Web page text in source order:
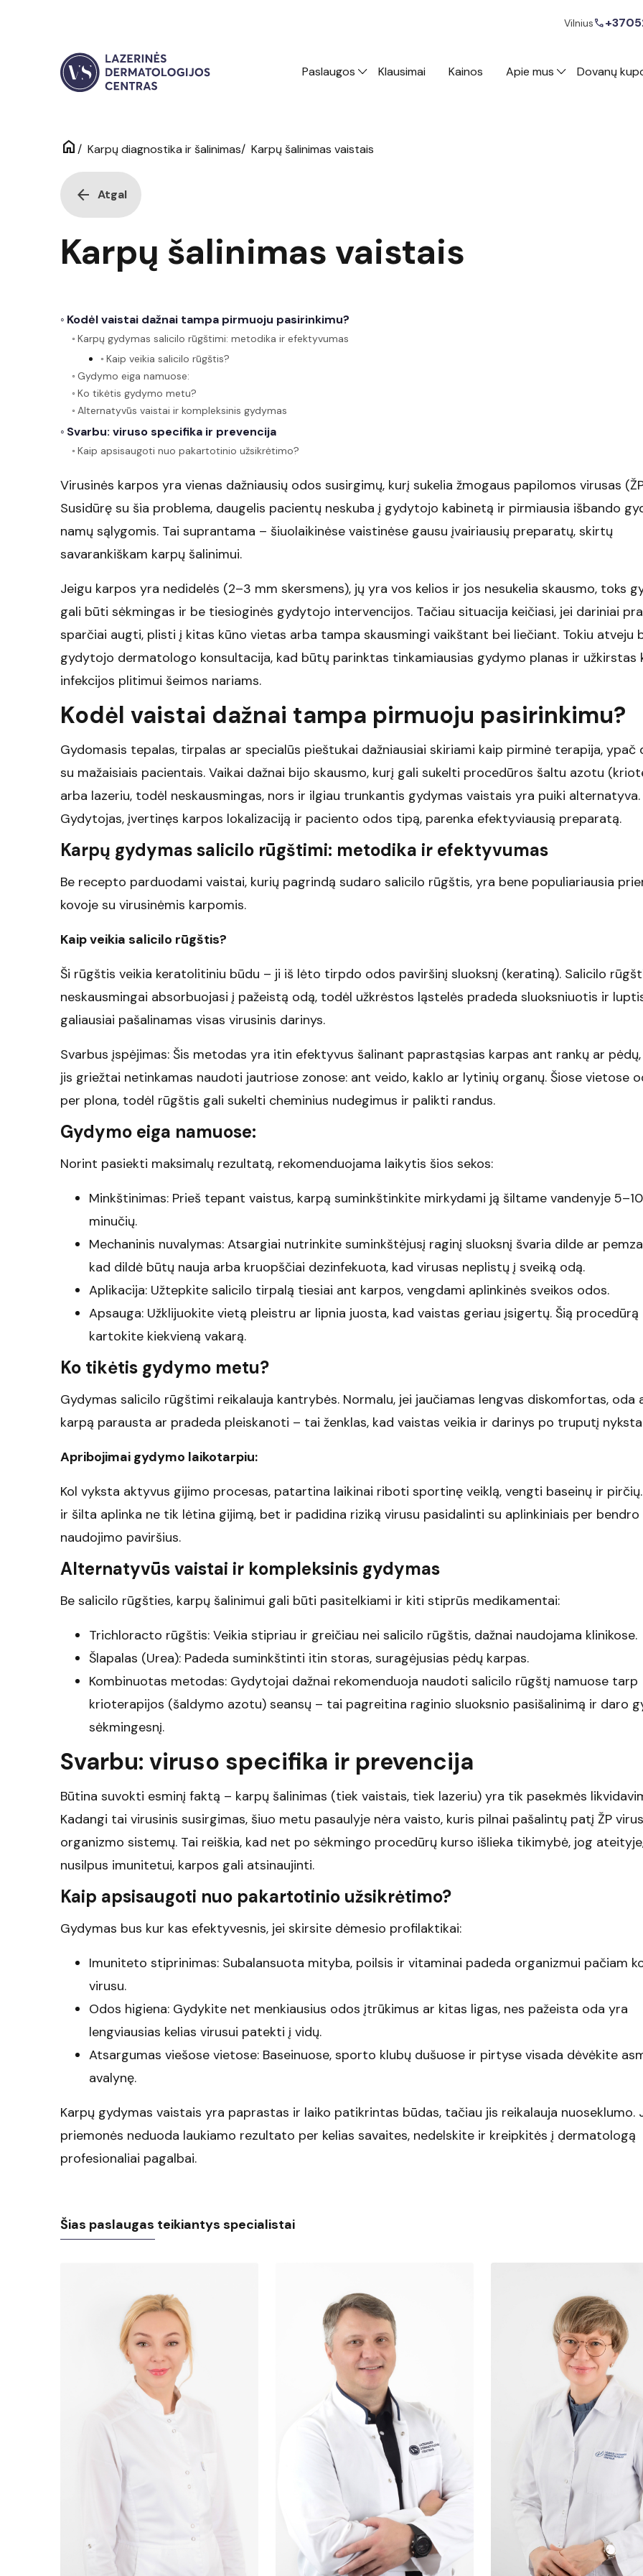
Vilniuscall
Paslaugos Klausimai Kainos Apie mus Dovanų
home/ Karpų diagnostika ir šalinimas/ Karpų šalinimas vaistais
arrow_back Atgal
Karpų šalinimas vaistais
Kodėl vaistai dažnai tampa pirmuoju pasirinkimu?
Karpų gydymas salicilo rūgštimi: metodika ir efektyvumas
Kaip veikia salicilo rūgštis?
Gydymo eiga namuose:
Ko tikėtis gydymo metu?
Alternatyvūs vaistai ir kompleksinis gydymas
Svarbu: viruso specifika ir prevencija
Kaip apsisaugoti nuo pakartotinio užsikrėtimo?
Virusinės karpos yra vienas dažniausių odos susirgimų, kurį sukelia žmogaus papilomos virusas
Susidūrę su šia problema, daugelis pacientų neskuba į gydytojo kabinetą ir pirmiausia išbando
namų sąlygomis. Tai suprantama – šiuolaikinėse vaistinėse gausu įvairiausių preparatų, skirtų
savarankiškam karpų šalinimui.
Jeigu karpos yra nedidelės (2–3 mm skersmens), jų yra vos kelios ir jos nesukelia skausmo, toks
gali būti sėkmingas ir be tiesioginės gydytojo intervencijos. Tačiau situacija keičiasi, jei dariniai
sparčiai augti, plisti į kitas kūno vietas arba tampa skausmingi vaikštant bei liečiant. Tokiu atveju
gydytojo dermatologo konsultacija, kad būtų parinktas tinkamiausias gydymo planas ir užkirstas
infekcijos plitimui šeimos nariams.
Kodėl vaistai dažnai tampa pirmuoju pasirinkimu?
Gydomasis tepalas, tirpalas ar specialūs pieštukai dažniausiai skiriami kaip pirminė terapija, ypač
su mažaisiais pacientais. Vaikai dažnai bijo skausmo, kurį gali sukelti procedūros šaltu azotu
arba lazeriu, todėl neskausmingas, nors ir ilgiau trunkantis gydymas vaistais yra puiki alternatyva.
Gydytojas, įvertinęs karpos lokalizaciją ir paciento odos tipą, parenka efektyviausią preparatą.
Karpų gydymas salicilo rūgštimi: metodika ir efektyvumas
Be recepto parduodami vaistai, kurių pagrindą sudaro salicilo rūgštis, yra bene populiariausia
kovoje su virusinėmis karpomis.
Kaip veikia salicilo rūgštis?
Ši rūgštis veikia keratolitiniu būdu – ji iš lėto tirpdo odos paviršinį sluoksnį (keratiną). Salicilo
neskausmingai absorbuojasi į pažeistą odą, todėl užkrėstos ląstelės pradeda sluoksniuotis ir
galiausiai pašalinamas visas virusinis darinys.
Svarbus įspėjimas: Šis metodas yra itin efektyvus šalinant paprastąsias karpas ant rankų ar
jis griežtai netinkamas naudoti jautriose zonose: ant veido, kaklo ar lytinių organų. Šiose vietose
per plona, todėl rūgštis gali sukelti cheminius nudegimus ir palikti randus.
Gydymo eiga namuose:
Norint pasiekti maksimalų rezultatą, rekomenduojama laikytis šios sekos:
Minkštinimas: Prieš tepant vaistus, karpą suminkštinkite mirkydami ją šiltame vandenyje 5–10
minučių.
Mechaninis nuvalymas: Atsargiai nutrinkite suminkštėjusį raginį sluoksnį švaria dilde ar
kad dildė būtų nauja arba kruopščiai dezinfekuota, kad virusas neplistų į sveiką odą.
Aplikacija: Užtepkite salicilo tirpalą tiesiai ant karpos, vengdami aplinkinės sveikos odos.
Apsauga: Užklijuokite vietą pleistru ar lipnia juosta, kad vaistas geriau įsigertų. Šią procedūrą
kartokite kiekvieną vakarą.
Ko tikėtis gydymo metu?
Gydymas salicilo rūgštimi reikalauja kantrybės. Normalu, jei jaučiamas lengvas diskomfortas, oda
karpą parausta ar pradeda pleiskanoti – tai ženklas, kad vaistas veikia ir darinys po truputį
Apribojimai gydymo laikotarpiu:
Kol vyksta aktyvus gijimo procesas, patartina laikinai riboti sportinę veiklą, vengti baseinų ir
ir šilta aplinka ne tik lėtina gijimą, bet ir padidina riziką virusu pasidalinti su aplinkiniais per bendro
naudojimo paviršius.
Alternatyvūs vaistai ir kompleksinis gydymas
Be salicilo rūgšties, karpų šalinimui gali būti pasitelkiami ir kiti stiprūs medikamentai:
Trichloracto rūgštis: Veikia stipriau ir greičiau nei salicilo rūgštis, dažnai naudojama klinikose.
Šlapalas (Urea): Padeda suminkštinti itin storas, suragėjusias pėdų karpas.
Kombinuotas metodas: Gydytojai dažnai rekomenduoja naudoti salicilo rūgštį namuose tarp
krioterapijos (šaldymo azotu) seansų – tai pagreitina raginio sluoksnio pasišalinimą ir daro
sėkmingesnį.
Svarbu: viruso specifika ir prevencija
Būtina suvokti esminį faktą – karpų šalinimas (tiek vaistais, tiek lazeriu) yra tik pasekmės
Kadangi tai virusinis susirgimas, šiuo metu pasaulyje nėra vaisto, kuris pilnai pašalintų patį ŽP
organizmo sistemų. Tai reiškia, kad net po sėkmingo procedūrų kurso išlieka tikimybė, jog
nusilpus imunitetui, karpos gali atsinaujinti.
Kaip apsisaugoti nuo pakartotinio užsikrėtimo?
Gydymas bus kur kas efektyvesnis, jei skirsite dėmesio profilaktikai:
Imuniteto stiprinimas: Subalansuota mityba, poilsis ir vitaminai padeda organizmui pačiam
virusu.
Odos higiena: Gydykite net menkiausius odos įtrūkimus ar kitas ligas, nes pažeista oda yra
lengviausias kelias virusui patekti į vidų.
Atsargumas viešose vietose: Baseinuose, sporto klubų dušuose ir pirtyse visada dėvėkite
avalynę.
Karpų gydymas vaistais yra paprastas ir laiko patikrintas būdas, tačiau jis reikalauja nuoseklumo.
priemonės neduoda laukiamo rezultato per kelias savaites, nedelskite ir kreipkitės į dermatologą
profesionaliai pagalbai.
Šias paslaugas teikiantys specialistai